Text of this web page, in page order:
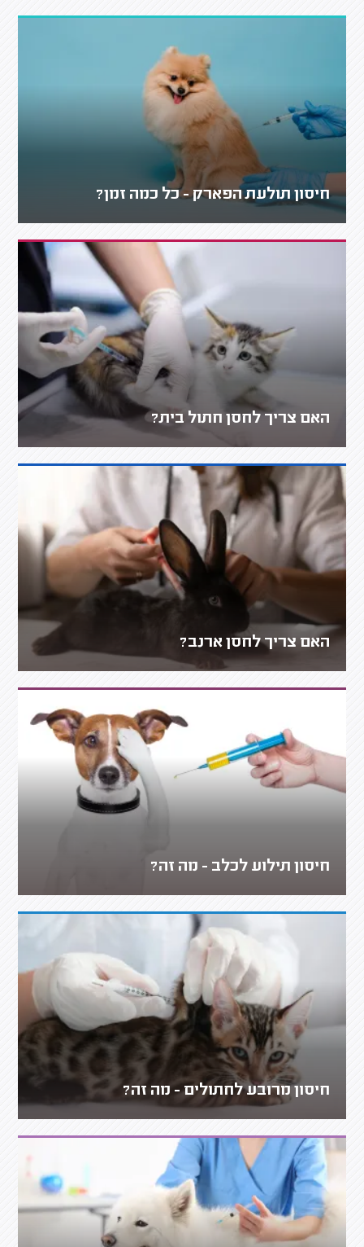
חיסון תולעת הפארק - כל כמה זמן?
האם צריך לחסן חתול בית?
האם צריך לחסן ארנב?
חיסון תילוע לכלב - מה זה?
חיסון מרובע לחתולים - מה זה?